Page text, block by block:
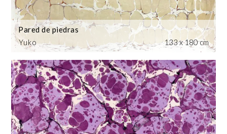
Yuko
Pared de piedras
133 x 180 cm